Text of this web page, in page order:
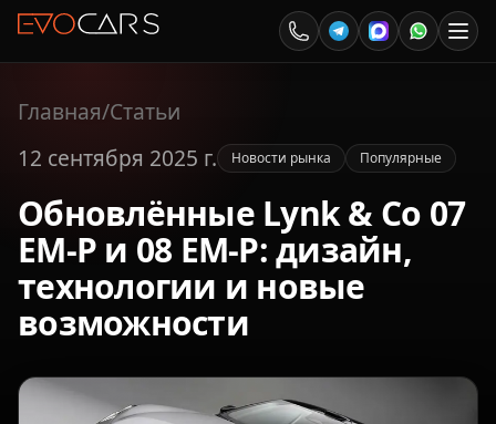
Главная/Статьи
12 сентября 2025 г.
Новости рынка Популярные
Обновлённые Lynk & Co 07
EM-P и 08 EM-P: дизайн,
технологии и новые
возможности